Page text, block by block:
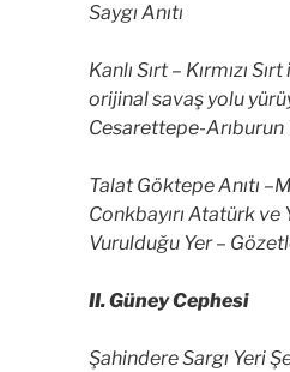
Saygı Anıtı
Kanlı Sırt – Kırmızı
orijinal savaş yolu
Cesarettepe-Arıburun
Talat Göktepe Anıtı
Conkbayırı Atatürk ve
Vurulduğu Yer –
II. Güney Cephesi
Şahindere Sargı Yeri